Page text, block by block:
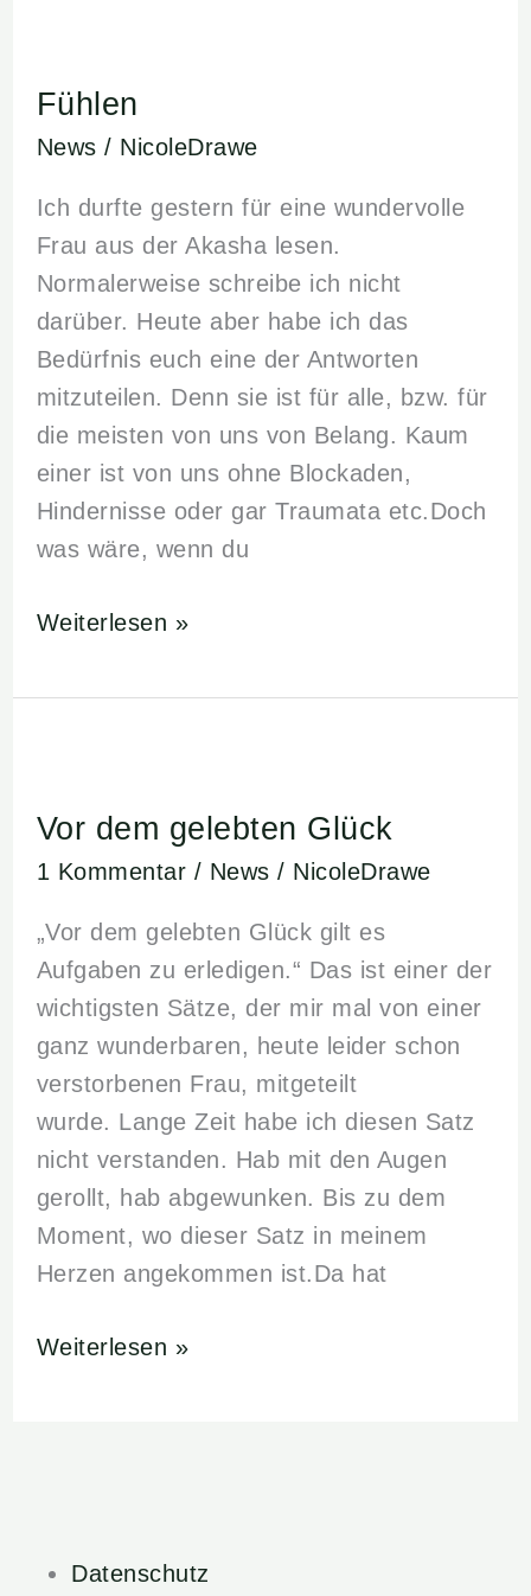
Fühlen
News / NicoleDrawe
Ich durfte gestern für eine wundervolle
Frau aus der Akasha lesen.
Normalerweise schreibe ich nicht
darüber. Heute aber habe ich das
Bedürfnis euch eine der Antworten
mitzuteilen. Denn sie ist für alle, bzw. für
die meisten von uns von Belang. Kaum
einer ist von uns ohne Blockaden,
Hindernisse oder gar Traumata etc.Doch
was wäre, wenn du
Weiterlesen »
Vor dem gelebten Glück
1 Kommentar / News / NicoleDrawe
„Vor dem gelebten Glück gilt es
Aufgaben zu erledigen.“ Das ist einer der
wichtigsten Sätze, der mir mal von einer
ganz wunderbaren, heute leider schon
verstorbenen Frau, mitgeteilt
wurde. Lange Zeit habe ich diesen Satz
nicht verstanden. Hab mit den Augen
gerollt, hab abgewunken. Bis zu dem
Moment, wo dieser Satz in meinem
Herzen angekommen ist.Da hat
gelebten
Glück
Weiterlesen »
Main Datenschutz